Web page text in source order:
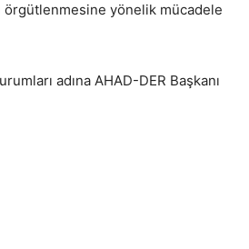
örgütlenmesine yönelik mücadele
adına AHAD-DER Başkanı